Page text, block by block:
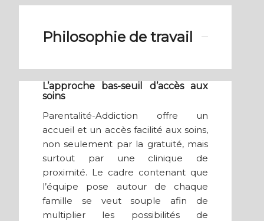
Philosophie de travail
L’approche bas-seuil d’accès aux
soins
Parentalité-Addiction offre un
accueil et un accès facilité aux soins,
non seulement par la gratuité, mais
surtout par une clinique de
proximité. Le cadre contenant que
l’équipe pose autour de chaque
famille se veut souple afin de
multiplier les possibilités de